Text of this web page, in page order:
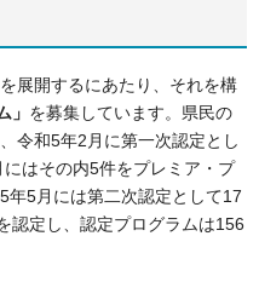
展開するにあたり、それを構
」 を募集しています。県民の
令和5年2月に第一次認定とし
はその内5件をプレミア・プ
年5月には第二次認定として17
認定し、認定プログラムは156